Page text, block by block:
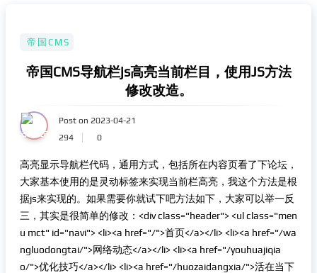
帝国CMS
帝国CMS导航栏js高亮当前栏目，使用JS方法
修改改造。
Post on 2023-04-21
294
0
高亮显示导航栏代码，通用方式，包括所在内容页看了下论坛，
大家基本使用的是灵动标签来实现当前栏高亮，我这个方法是根
据js来实现的。如果需要你就试下吧方法如下，大家可以举一反
三，其实是很简单的修改：<div class="header"> <ul class="men
u mct" id="navi"> <li><a href="/">首页</a></li> <li><a href="/wa
ngluodongtai/">网络动态</a></li> <li><a href="/youhuajiqia
o/">优化技巧</a></li> <li><a href="/huozaidangxia/">活在当下